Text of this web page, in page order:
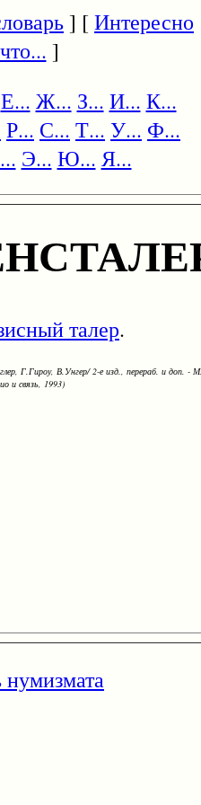
] [Интересно
]
Е... Ж... З... И... К...
Р... С... Т... У... Ф...
Э... Ю... Я...
талер.
Г.Гироу, В.Унгер/ 2-е изд., перераб. и доп. -
и связь, 1993)
нумизмата